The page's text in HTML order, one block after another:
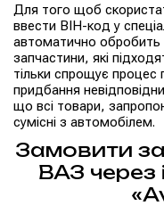
Для того щоб
ввести ВІН-код у
автоматично обробить
запчастини, які
тільки спрощує
придбання
що всі товари,
сумісні з автомобілем.
Замовити
ВАЗ через